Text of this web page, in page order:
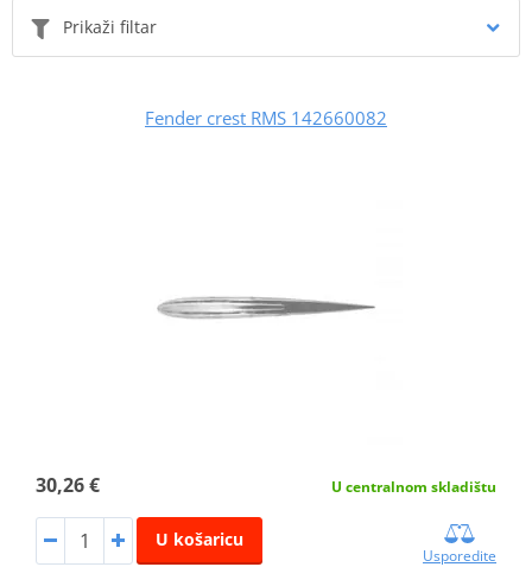
Prikaži filtar
Fender crest RMS 142660082
30,26 € U centralnom skladištu
U košaricu
Usporedite